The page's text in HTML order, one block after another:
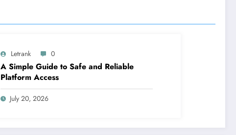
Letrank 0
A Simple Guide to Safe and Reliable
Platform Access
July 20, 2026